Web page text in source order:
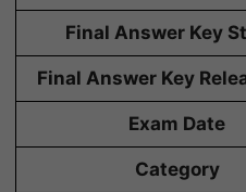
Final Answer Key
Final Answer Key
Exam Date
Category